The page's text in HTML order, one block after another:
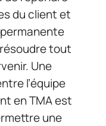
du client et
tout
Une
l’équipe
en TMA est
une